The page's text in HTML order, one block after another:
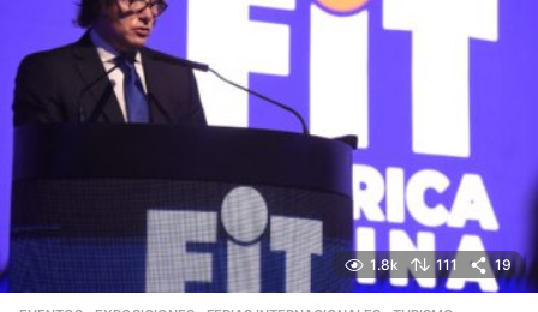
1.8k 111 19